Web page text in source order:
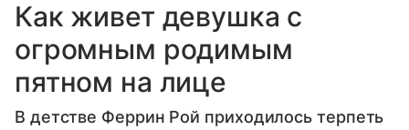
Как живет девушка с
огромным родимым
пятном на лице
В детстве Феррин Рой приходилось терпеть